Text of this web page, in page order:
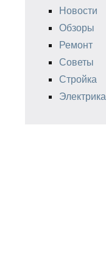
Новости
Обзоры
Ремонт
Советы
Стройка
Электрика